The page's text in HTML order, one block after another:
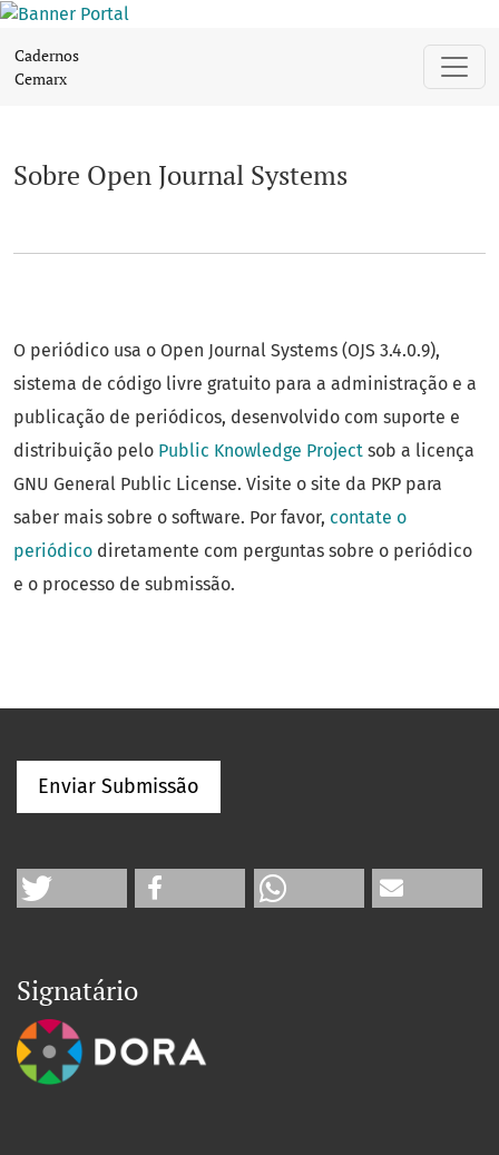
Cadernos
Cemarx
Sobre Open Journal Systems
O periódico usa o Open Journal Systems (OJS 3.4.0.9),
sistema de código livre gratuito para a administração e a
publicação de periódicos, desenvolvido com suporte e
distribuição pelo Public Knowledge Project sob a licença
GNU General Public License. Visite o site da PKP para
saber mais sobre o software. Por favor, contate o
periódico diretamente com perguntas sobre o periódico
e o processo de submissão.
Enviar Submissão
Signatário